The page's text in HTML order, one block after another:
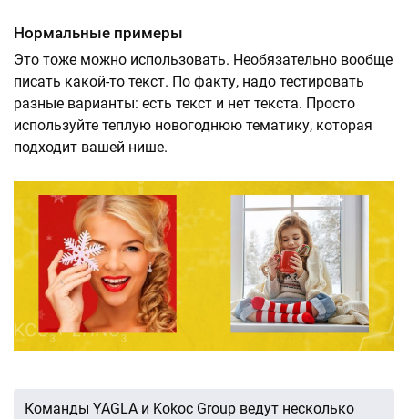
Нормальные примеры
Это тоже можно использовать. Необязательно вообще
писать какой-то текст. По факту, надо тестировать
разные варианты: есть текст и нет текста. Просто
используйте теплую новогоднюю тематику, которая
подходит вашей нише.
Команды YAGLA и Kokoc Group ведут несколько